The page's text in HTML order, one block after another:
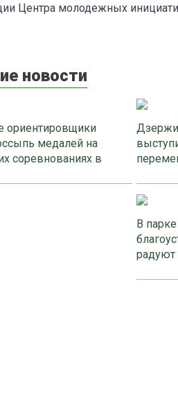
Центра молодежных
новости
ориентировщики
медалей на
соревнованиях в
В
радуют